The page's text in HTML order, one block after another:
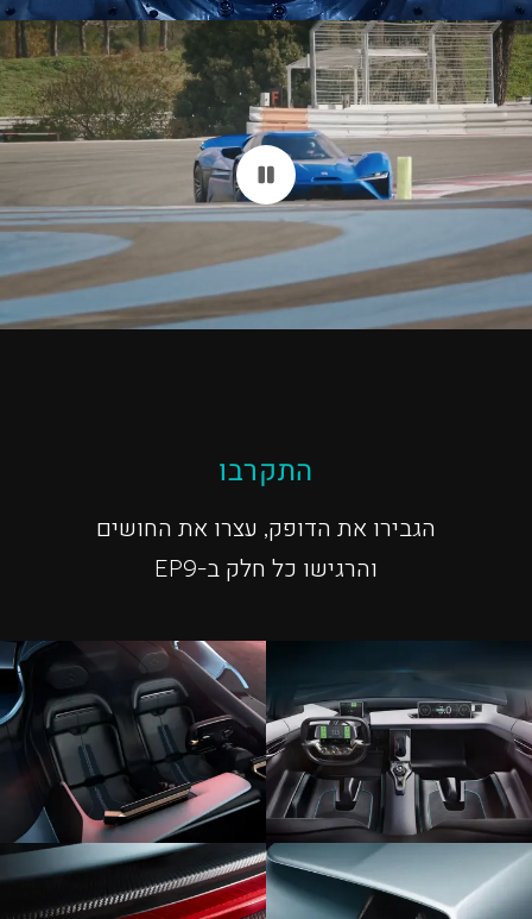
התקרבו
הגבירו את הדופק, עצרו את החושים
והרגישו כל חלק ב-EP9